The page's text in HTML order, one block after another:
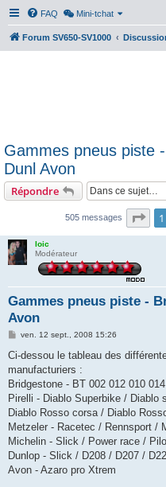
FAQ Mini-tchat
Forum SV650-SV1000
Gammes pneus piste
Dunl Avon
Répondre
505 messages Page
1
loic
Modérateur
Gammes pneus piste -
Avon
M
a
g
ven. 12 sept., 2008 15:26
Ci-dessou le tableau des
manufacturiers :
Bridgestone - BT 002 012 010
Pirelli - Diablo Superbike / Diablo
Diablo Rosso corsa / Diablo
Metzeler - Racetec / Rennsport /
Michelin - Slick / Power race /
Dunlop - Slick / D208 / D207 /
Avon - Azaro pro Xtrem